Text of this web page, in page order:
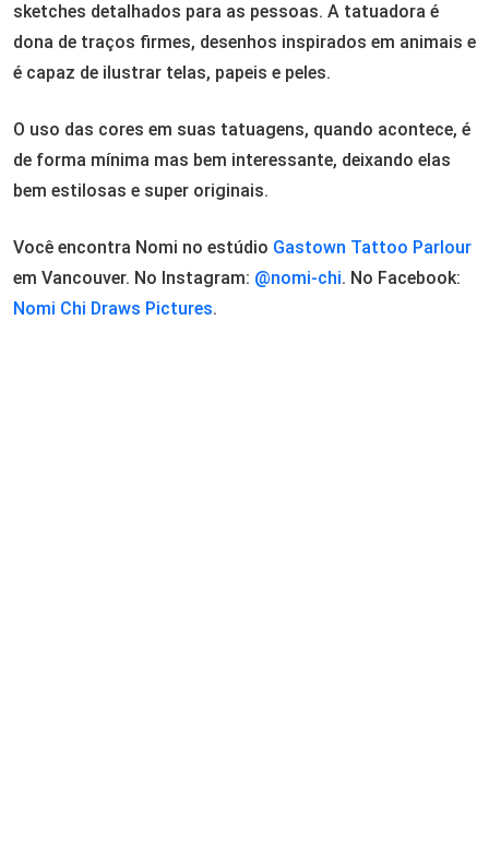
sketches detalhados para as pessoas. A tatuadora é
dona de traços firmes, desenhos inspirados em animais e
é capaz de ilustrar telas, papeis e peles.
O uso das cores em suas tatuagens, quando acontece, é
de forma mínima mas bem interessante, deixando elas
bem estilosas e super originais.
Você encontra Nomi no estúdio Gastown Tattoo Parlour
em Vancouver. No Instagram: @nomi-chi. No Facebook:
Nomi Chi Draws Pictures.